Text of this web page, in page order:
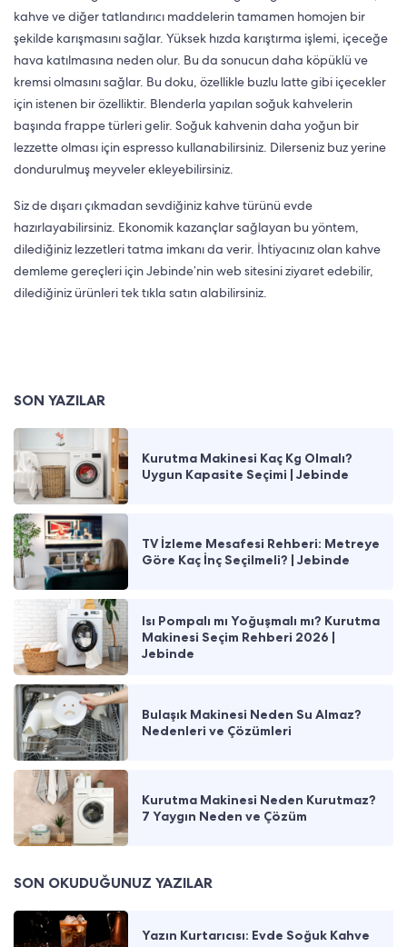
kahve ve diğer tatlandırıcı maddelerin tamamen homojen bir
şekilde karışmasını sağlar. Yüksek hızda karıştırma işlemi, içeceğe
hava katılmasına neden olur. Bu da sonucun daha köpüklü ve
kremsi olmasını sağlar. Bu doku, özellikle buzlu latte gibi içecekler
için istenen bir özelliktir. Blenderla yapılan soğuk kahvelerin
başında frappe türleri gelir. Soğuk kahvenin daha yoğun bir
lezzette olması için espresso kullanabilirsiniz. Dilerseniz buz yerine
dondurulmuş meyveler ekleyebilirsiniz.
Siz de dışarı çıkmadan sevdiğiniz kahve türünü evde
hazırlayabilirsiniz. Ekonomik kazançlar sağlayan bu yöntem,
dilediğiniz lezzetleri tatma imkanı da verir. İhtiyacınız olan kahve
demleme gereçleri için Jebinde’nin web sitesini ziyaret edebilir,
dilediğiniz ürünleri tek tıkla satın alabilirsiniz.
SON YAZILAR
Kurutma Makinesi Kaç Kg Olmalı?
Uygun Kapasite Seçimi | Jebinde
TV İzleme Mesafesi Rehberi: Metreye
Göre Kaç İnç Seçilmeli? | Jebinde
Isı Pompalı mı Yoğuşmalı mı? Kurutma
Makinesi Seçim Rehberi 2026 |
Jebinde
Bulaşık Makinesi Neden Su Almaz?
Nedenleri ve Çözümleri
Kurutma Makinesi Neden Kurutmaz?
7 Yaygın Neden ve Çözüm
SON OKUDUĞUNUZ YAZILAR
Yazın Kurtarıcısı: Evde Soğuk Kahve